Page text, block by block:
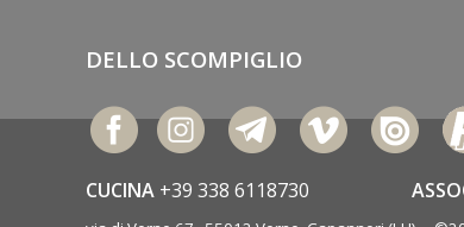
DELLO SCOMPIGLIO
CUCINA +39 338 6118730